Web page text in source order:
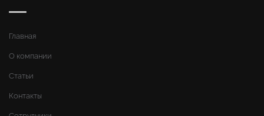
Главная
О компании
Статьи
Контакты